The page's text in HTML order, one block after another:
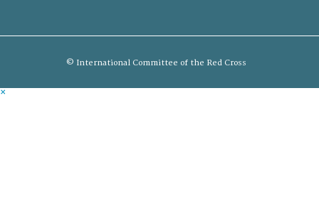
© International Committee of the Red Cross
×